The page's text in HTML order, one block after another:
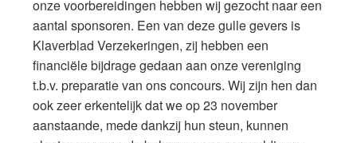
onze voorbereidingen hebben wij gezocht naar een
aantal sponsoren. Een van deze gulle gevers is
Klaverblad Verzekeringen, zij hebben een
financiële bijdrage gedaan aan onze vereniging
t.b.v. preparatie van ons concours. Wij zijn hen dan
ook zeer erkentelijk dat we op 23 november
aanstaande, mede dankzij hun steun, kunnen